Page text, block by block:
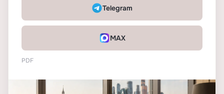
Telegram
MAX
PDF